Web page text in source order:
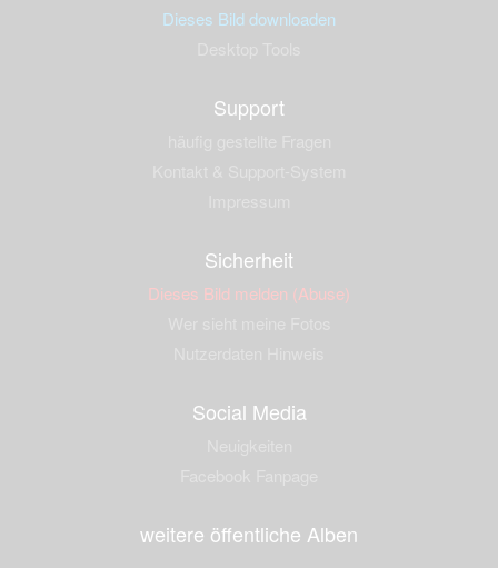
Dieses Bild downloaden
Support
Sicherheit
Dieses Bild melden (Abuse)
Social Media
weitere öffentliche Alben